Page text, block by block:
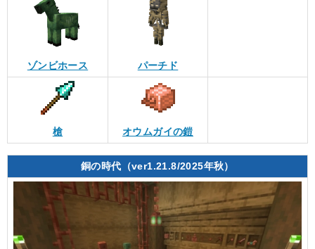
ゾンビホース パーチド
槍 オウムガイの鎧
銅の時代（ver1.21.8/2025年秋）